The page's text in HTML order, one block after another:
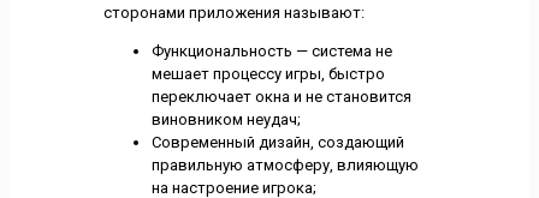
сторонами приложения называют:
Функциональность — система не
мешает процессу игры, быстро
переключает окна и не становится
виновником неудач;
Современный дизайн, создающий
правильную атмосферу, влияющую
на настроение игрока;